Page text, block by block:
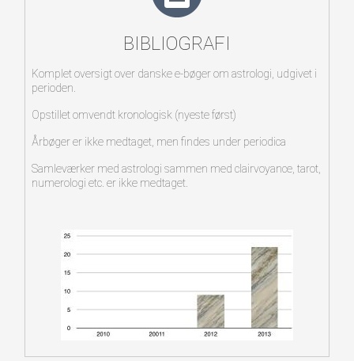
1980-89
1900-69
BIBLIOGRAFI
Komplet oversigt over danske e-bøger om astrologi, udgivet i
perioden.
Opstillet omvendt kronologisk (nyeste først)
Årbøger er ikke medtaget, men findes under periodica
Samleværker med astrologi sammen med clairvoyance, tarot,
numerologi etc. er ikke medtaget.